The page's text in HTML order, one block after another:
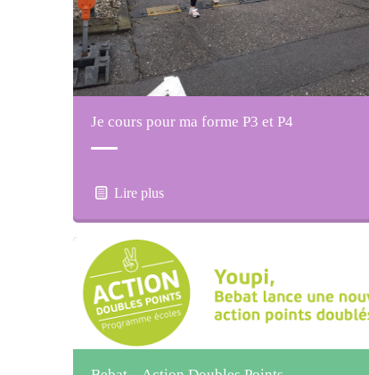
Je cours pour ma forme P3 et P4
Lire plus